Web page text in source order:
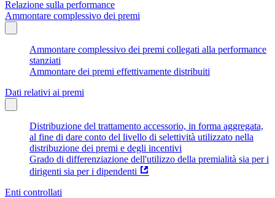
Relazione sulla performance
Ammontare complessivo dei premi
Ammontare complessivo dei premi collegati alla performance
stanziati
Ammontare dei premi effettivamente distribuiti
Dati relativi ai premi
Distribuzione del trattamento accessorio, in forma aggregata,
al fine di dare conto del livello di selettività utilizzato nella
distribuzione dei premi e degli incentivi
Grado di differenziazione dell'utilizzo della premialità sia per i
dirigenti sia per i dipendenti
Enti controllati